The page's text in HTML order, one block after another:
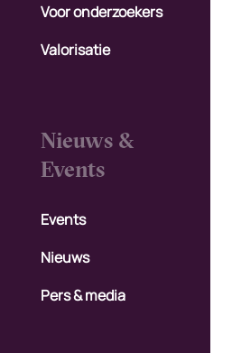
Voor onderzoekers
Valorisatie
Nieuws &
Events
Events
Nieuws
Pers & media